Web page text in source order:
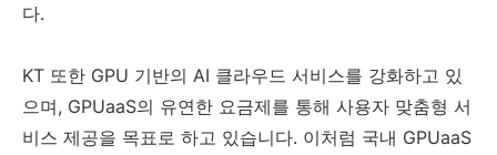
다.
KT 또한 GPU 기반의 AI 클라우드 서비스를 강화하고 있
으며, GPUaaS의 유연한 요금제를 통해 사용자 맞춤형 서
비스 제공을 목표로 하고 있습니다. 이처럼 국내 GPUaaS